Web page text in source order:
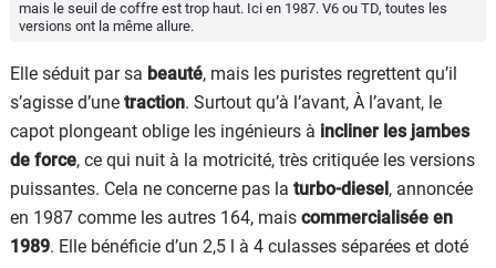
mais le seuil de coffre est trop haut. Ici en 1987. V6 ou TD, toutes les
versions ont la même allure.
Elle séduit par sa beauté, mais les puristes regrettent qu’il
s’agisse d’une traction. Surtout qu’à l’avant, À l’avant, le
capot plongeant oblige les ingénieurs à incliner les jambes
de force, ce qui nuit à la motricité, très critiquée les versions
puissantes. Cela ne concerne pas la turbo-diesel, annoncée
en 1987 comme les autres 164, mais commercialisée en
1989. Elle bénéficie d’un 2,5 l à 4 culasses séparées et doté